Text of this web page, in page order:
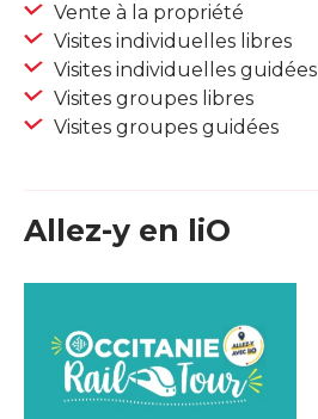
Vente à la propriété
Visites individuelles libres
Visites individuelles guidées
Visites groupes libres
Visites groupes guidées
Allez-y en liO